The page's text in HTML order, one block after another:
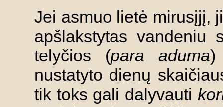
Jei asmuo lietė mirusįjį,
apšlakstytas
telyčios (para aduma)
nustatyto dienų
tik toks gali dalyvauti